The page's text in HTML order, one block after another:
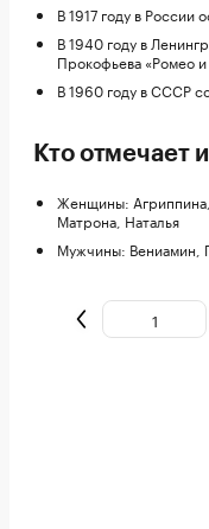
В 1917 году в России
В 1940 году в
Прокофьева «Ромео
В 1960 году в СССР
Кто отмечает
Женщины:
Матрона, Наталья
Мужчины: Вениамин,
1